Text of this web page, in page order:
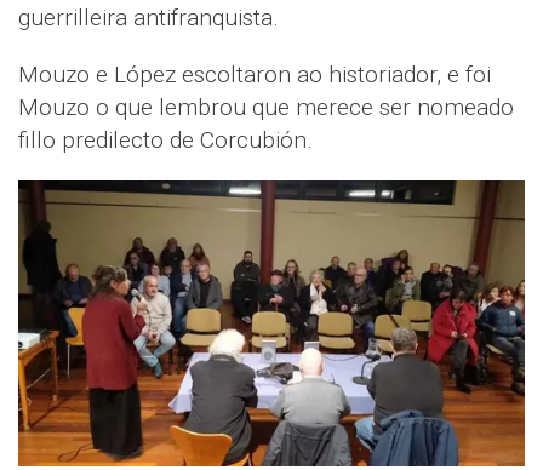
guerrilleira antifranquista.
Mouzo e López escoltaron ao historiador, e foi
Mouzo o que lembrou que merece ser nomeado
fillo predilecto de Corcubión.